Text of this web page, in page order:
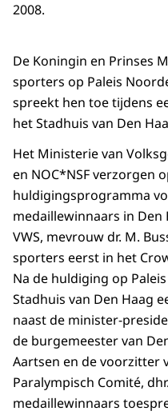
2008.
De Koningin en Prinses
sporters op Paleis
spreekt hen toe tijdens
het Stadhuis van Den
Het Ministerie van
en NOC*NSF verzorgen
huldigingsprogramma
medaillewinnaars in Den
VWS, mevrouw dr. M.
sporters eerst in het
Na de huldiging op
Stadhuis van Den Haag
naast de minister-
de burgemeester van
Aartsen en de voorzitter
Paralympisch Comité,
medaillewinnaars